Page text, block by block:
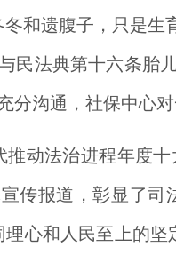
和遗腹子，只是
民法典第十六条胎
分沟通，社保中心
推动法治进程年度
传报道，彰显了
心和人民至上的